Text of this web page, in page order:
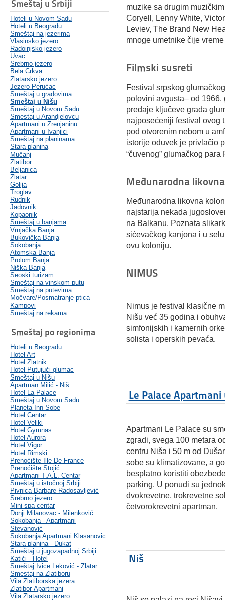
Smeštaj u Srbiji
Hoteli u Novom Sadu
Hoteli u Beogradu
Smeštaj na jezerima
Vlasinsko jezero
Radoinjsko jezero
Uvac
Srebrno jezero
Bela Crkva
Zlatarsko jezero
Jezero Perućac
Smeštaj u gradovima
Smeštaj u Nišu
Smeštaj u Novom Sadu
Smestaj u Arandjelovcu
Apartmani u Zrenjaninu
Apartmani u Ivanjici
Smeštaj na planinama
Stara planina
Mučanj
Zlatibor
Beljanica
Zlatar
Golija
Troglav
Rudnik
Jadovnik
Kopaonik
Smeštaj u banjama
Vrnjačka Banja
Bukovička Banja
Sokobanja
Atomska Banja
Prolom Banja
Niška Banja
Seoski turizam
Smeštaj na vinskom putu
Smeštaj na putevima
Močvare/Posmatranje ptica
Kampovi
Smeštaj na rekama
Smeštaj po regionima
Hoteli u Beogradu
Hotel Art
Hotel Zlatnik
Hotel Putujući glumac
Smeštaj u Nišu
Apartman Milić - Niš
Hotel La Palace
Smeštaj u Novom Sadu
Planeta Inn Sobe
Hotel Centar
Hotel Veliki
Hotel Gymnas
Hotel Aurora
Hotel Vigor
Hotel Rimski
Prenoćište Ille De France
Prenoćište Stojić
Apartmani T.A.L. Centar
Smeštaj u istočnoj Srbiji
Pivnica Barbare Radosavljević
Srebrno jezero
Mini spa centar
Donji Milanovac - Milenković
Sokobanja - Apartmani
Stevanović
Sokobanja Apartmani Klasanovic
Stara planina - Dukat
Smeštaj u jugozapadnoj Srbiji
Katići - Hotel
Smeštaj Ivice Leković - Zlatar
Smestaj na Zlatiboru
Vila Zlatiborska jezera
Zlatibor-Apartmani
Vila Zlatarsko jezero
muzike sa drugim
Coryell, Lenny White,
Leviev, The Brand New
mnoge umetnike čije
Filmski susreti
Festival srpskog
polovini avgusta– od
predaje ključeve grada
najposećeniji festival ovog
pod otvorenim nebom u
istorije oduvek je privlačio
“čuvenog” glumačkog
Međunarodna
Međunarodna likovna
najstarija nekada
na Balkanu. Poznata
sićevačkog kanjona i u
ovu koloniju.
NIMUS
Nimus je festival klasične
Nišu već 35 godina i
simfonijskih i kamernih
solista i operskih pevaća.
Le Palace Apartmani
Apartmani Le Palace su
zgradi, svega 100 metara
centru Niša i 50 m od
sobe su klimatizovane, a
besplatno koristiti
parking. U ponudi su
dvokrevetne, trokrevetne
četvorokrevetni apartman.
Niš